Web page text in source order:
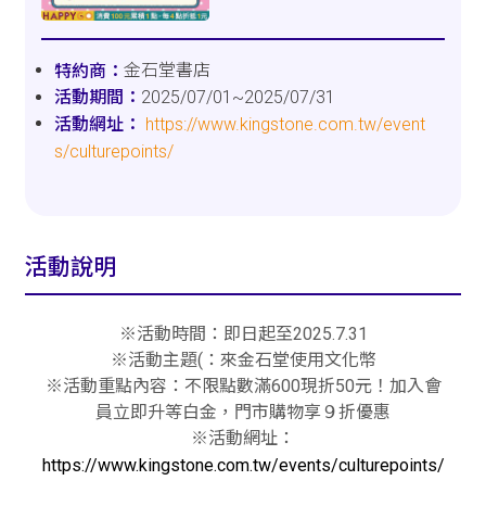
金石堂書店
2025/07/01~2025/07/31
https://www.kingstone.com.tw/event
s/culturepoints/
活動說明
※活動時間：即日起至2025.7.31
※活動主題(：來金石堂使用文化幣
※活動重點內容：不限點數滿600現折50元！加入會
員立即升等白金，門市購物享９折優惠
※活動網址：
https://www.kingstone.com.tw/events/culturepoints/